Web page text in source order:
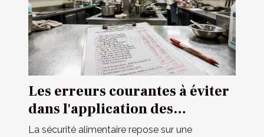
Les erreurs courantes à éviter
dans l'application des
principes HACCP
La sécurité alimentaire repose sur une